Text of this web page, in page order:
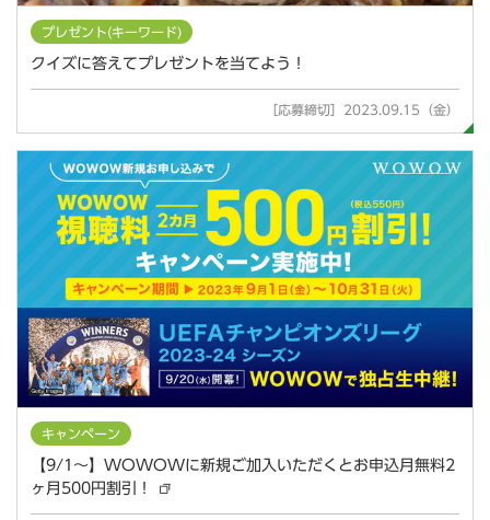
プレゼント(キーワード)
クイズに答えてプレゼントを当てよう！
［応募締切］2023.09.15（金）
キャンペーン
【9/1～】WOWOWに新規ご加入いただくとお申込月無料2
ヶ月500円割引！